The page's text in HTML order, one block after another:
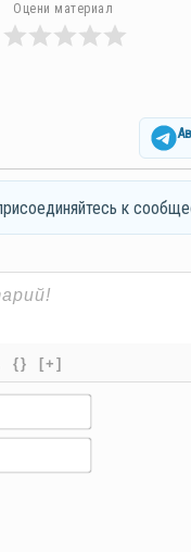
Оцени материал
к
{} [+]